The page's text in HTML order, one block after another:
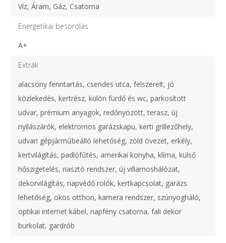
Víz, Áram, Gáz, Csatorna
Energetikai besorolás
A+
Extrák
alacsony fenntartás, csendes utca, felszerelt, jó
közlekedés, kertrész, külön fürdő és wc, parkosított
udvar, prémium anyagok, redőnyözött, terasz, új
nyílászárók, elektromos garázskapu, kerti grillezőhely,
udvari gépjárműbeálló lehetőség, zöld övezet, erkély,
kertvilágítás, padlófűtés, amerikai konyha, klíma, külső
hőszigetelés, riasztó rendszer, új villamoshálózat,
dekorvilágítás, napvédő rolók, kertkapcsolat, garázs
lehetőség, okos otthon, kamera rendszer, szúnyogháló,
optikai internet kábel, napfény csatorna, fali dekor
burkolat, gardrób